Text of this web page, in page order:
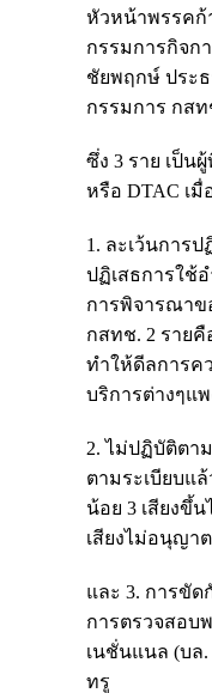
หัวหน้าพรรคก้
กรรมการกิจก
ชัยพฤกษ์ ประ
กรรมการ กส
ซึ่ง 3 ราย เป็น
หรือ DTAC เ
1. ละเว้นการ
ปฏิเสธการใช้
การพิจารณาข
กสทช. 2 ราย
ทำให้ดีลการค
บริการต่างๆแ
2. ไม่ปฏิบัติตา
ตามระเบียบแ
น้อย 3 เสียงขึ้
เสียงไม่อนุญา
และ 3. การขั
การตรวจสอบ
เนชั่นแนล (บล
ทรู